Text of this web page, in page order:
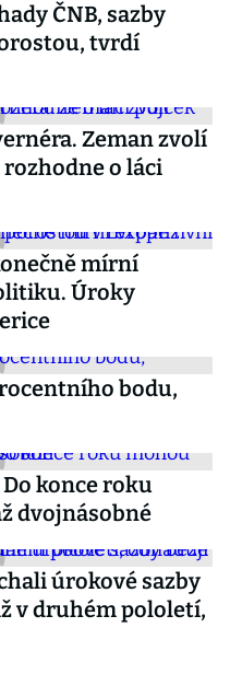
ČNB, sazby
tvrdí
Zeman zvolí
o láci
mírní
Úroky
bodu,
konce roku
dvojnásobné
úrokové sazby
v druhém pololetí,